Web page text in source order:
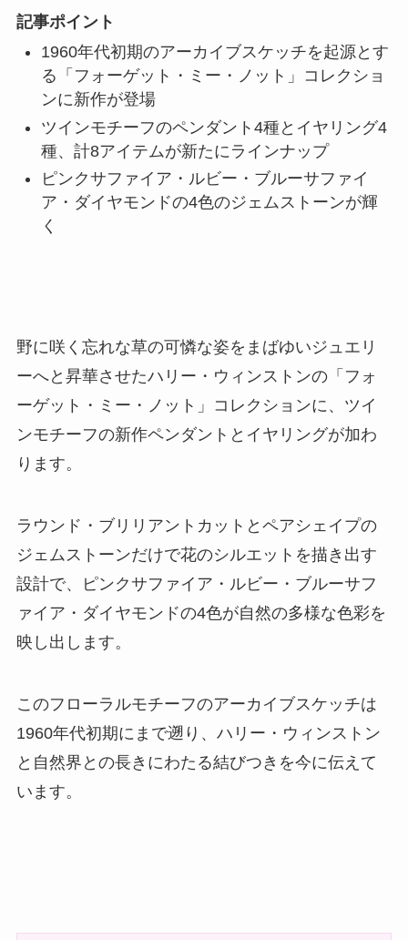
記事ポイント
1960年代初期のアーカイブスケッチを起源とす
る「フォーゲット・ミー・ノット」コレクショ
ンに新作が登場
ツインモチーフのペンダント4種とイヤリング4
種、計8アイテムが新たにラインナップ
ピンクサファイア・ルビー・ブルーサファイ
ア・ダイヤモンドの4色のジェムストーンが輝
く
野に咲く忘れな草の可憐な姿をまばゆいジュエリ
ーへと昇華させたハリー・ウィンストンの「フォ
ーゲット・ミー・ノット」コレクションに、ツイ
ンモチーフの新作ペンダントとイヤリングが加わ
ります。
ラウンド・ブリリアントカットとペアシェイプの
ジェムストーンだけで花のシルエットを描き出す
設計で、ピンクサファイア・ルビー・ブルーサフ
ァイア・ダイヤモンドの4色が自然の多様な色彩を
映し出します。
このフローラルモチーフのアーカイブスケッチは
1960年代初期にまで遡り、ハリー・ウィンストン
と自然界との長きにわたる結びつきを今に伝えて
います。